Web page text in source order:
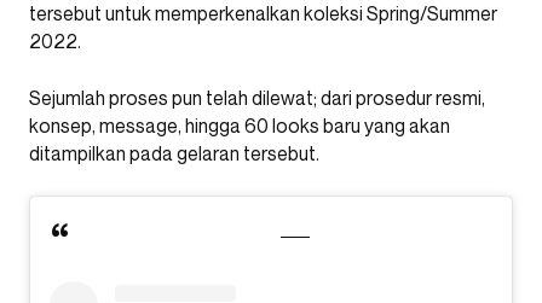
tersebut untuk memperkenalkan koleksi Spring/Summer
2022.
Sejumlah proses pun telah dilewat; dari prosedur resmi,
konsep, message, hingga 60 looks baru yang akan
ditampilkan pada gelaran tersebut.